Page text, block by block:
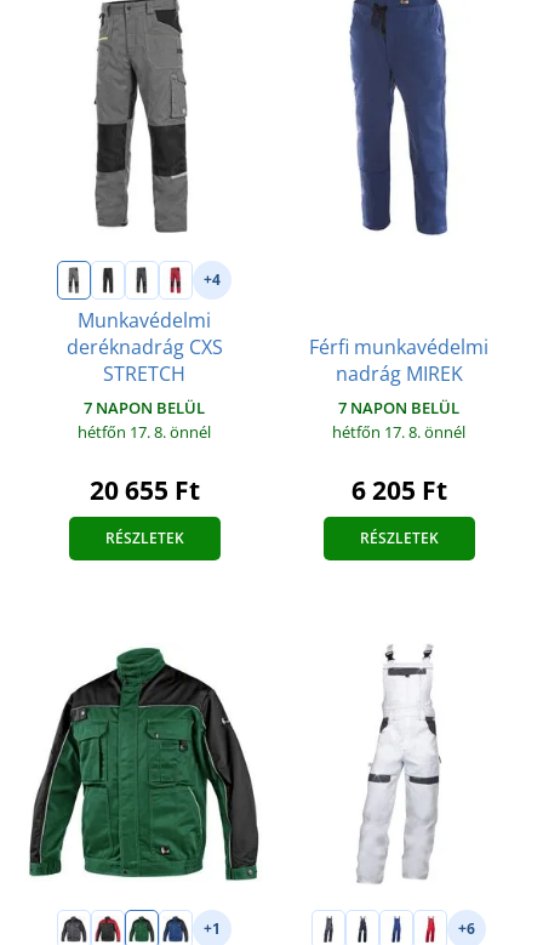
+4
Munkavédelmi
deréknadrág CXS
STRETCH
7 NAPON BELÜL
hétfőn 17. 8.önnél
20 655 Ft
RÉSZLETEK
Férfi munkavédelmi
nadrág MIREK
7 NAPON BELÜL
hétfőn 17. 8.önnél
6 205 Ft
RÉSZLETEK
+1 +6